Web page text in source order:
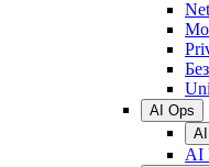
AI Ops
AI